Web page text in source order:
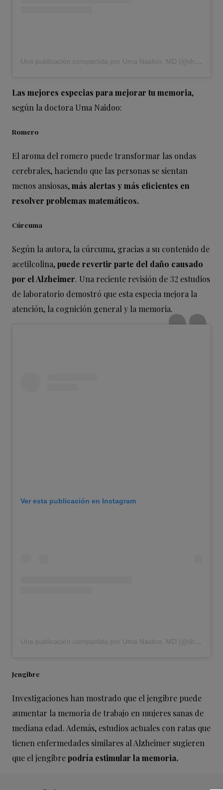
Una publicación compartida por Uma Naidoo, MD (@drumanaidoo)
Las mejores especias para mejorar tu memoria,
según la doctora Uma Naidoo:
Romero
El aroma del romero puede transformar las ondas
cerebrales, haciendo que las personas se sientan
menos ansiosas,más alertas y más eficientes en
resolver problemas matemáticos.
Cúrcuma
Según la autora, la cúrcuma, gracias a su contenido de
acetilcolina,puede revertir parte del daño causado
por el Alzheimer. Una reciente revisión de 32 estudios
de laboratorio demostró que esta especia mejora la
atención, la cognición general y la memoria.
Ver esta publicación en Instagram
Una publicación compartida por Uma Naidoo, MD (@drumanaidoo)
Jengibre
Investigaciones han mostrado que el jengibre puede
aumentar la memoria de trabajo en mujeres sanas de
mediana edad. Además, estudios actuales con ratas que
tienen enfermedades similares al Alzheimer sugieren
que el jengibrepodría estimular la memoria.